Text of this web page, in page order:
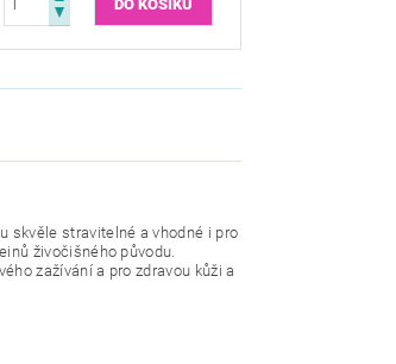
skvěle stravitelné a vhodné i pro
živočišného původu.
zažívání a pro zdravou kůži a